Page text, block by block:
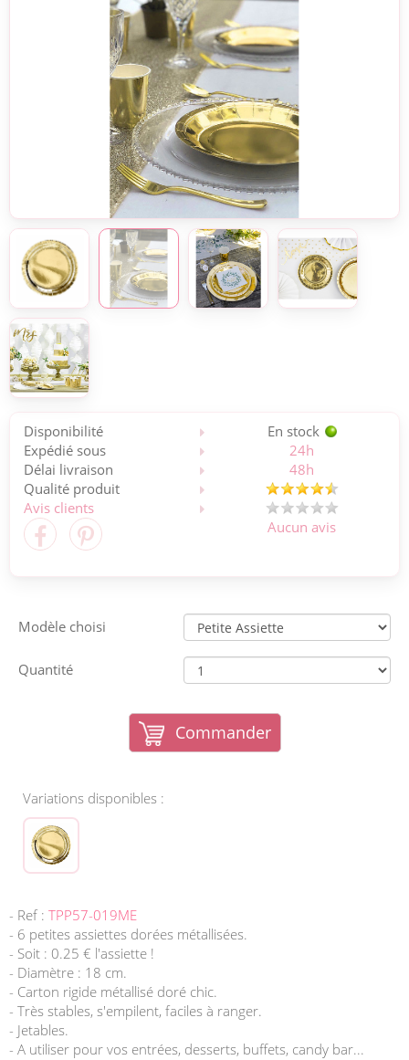
Disponibilité
En stock
Expédié sous
24h
Délai livraison
48h
Qualité produit
Avis clients
Aucun avis
Modèle choisi
Quantité
Commander
Variations disponibles :
- Ref : TPP57-019ME
- 6 petites assiettes dorées métallisées.
- Soit : 0.25 € l'assiette !
- Diamètre : 18 cm.
- Carton rigide métallisé doré chic.
- Très stables, s'empilent, faciles à ranger.
- Jetables.
- A utiliser pour vos entrées, desserts, buffets, candy bar...